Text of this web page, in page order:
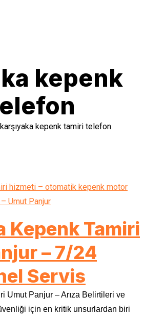
kepenk
karşıyaka kepenk tamiri telefon
Kepenk Tamiri
– 7/24
Servis
Umut Panjur – Arıza Belirtileri ve
için en kritik unsurlardan biri